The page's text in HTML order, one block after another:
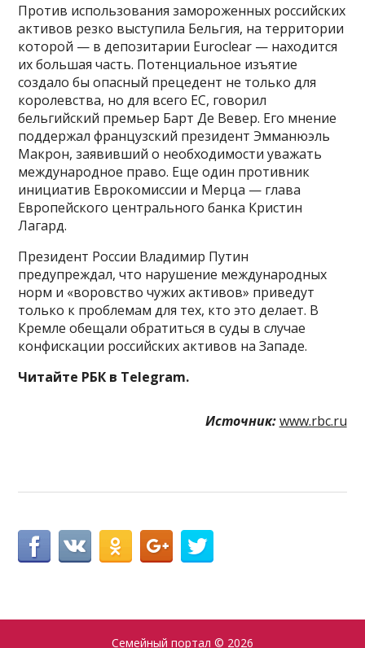
Против использования замороженных российских
активов резко выступила Бельгия, на территории
которой — в депозитарии Euroclear — находится
их большая часть. Потенциальное изъятие
создало бы опасный прецедент не только для
королевства, но для всего ЕС, говорил
бельгийский премьер Барт Де Вевер. Его мнение
поддержал французский президент Эмманюэль
Макрон, заявивший о необходимости уважать
международное право. Еще один противник
инициатив Еврокомиссии и Мерца — глава
Европейского центрального банка Кристин
Лагард.
Президент России Владимир Путин
предупреждал, что нарушение международных
норм и «воровство чужих активов» приведут
только к проблемам для тех, кто это делает. В
Кремле обещали обратиться в суды в случае
конфискации российских активов на Западе.
Читайте РБК в Telegram.
Источник: www.rbc.ru
Семейный портал © 2026